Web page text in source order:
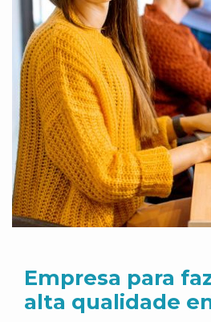
Empresa para
alta qualidade